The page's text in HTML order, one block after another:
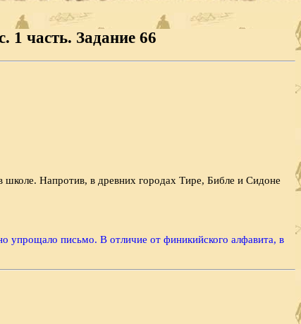
1 часть. Задание 66
школе. Напротив, в древ­них городах Тире, Библе и Сидоне
упрощало письмо. В отличие от финикийского алфавита, в